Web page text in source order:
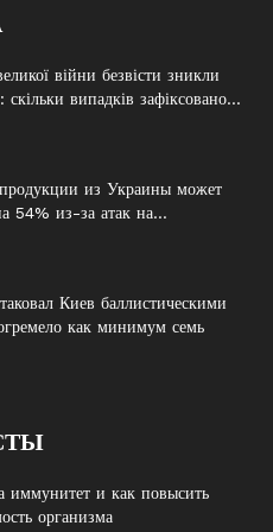
війни безвісти зникли
випадків зафіксовано...
из Украины может
54% из-за атак на...
Киев баллистическими
как минимум семь
иммунитет и как повысить
организма